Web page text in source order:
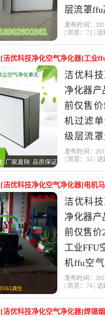
层流罩ffu
滤网是
比很高的
广东 东
发布时间：
| 浏览： 72| 话
[洁优科技净化空气净化器]工业
器棋牌百级月销量0件仅售50元
洁优科
净化器产
前仅售
机过滤
级层流
净化器
价比很高
由广东
发布时间：
| 浏览： 53| 话
[洁优科技净化空气净化器]电机
化器纯铜电机月销量0件仅售228
洁优科
净化器产
前仅售价
工业FFU
机ffu空
音马达
价比很高
发布时间：
| 浏览： 74| 话
[洁优科技净化空气净化器]焊锡